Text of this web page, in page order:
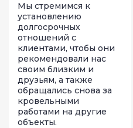
Мы стремимся к
установлению
долгосрочных
отношений с
клиентами, чтобы они
рекомендовали нас
своим близким и
друзьям, а также
обращались снова за
кровельными
работами на другие
объекты.